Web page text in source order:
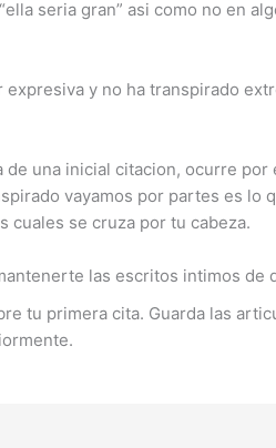
seri­a gran” asi­ como no en
y no ha transpirado
una inicial citacion, ocurre
vayamos por partes es
cuales se cruza por tu cabeza.
las escritos intimos de
tu primera cita. Guarda las